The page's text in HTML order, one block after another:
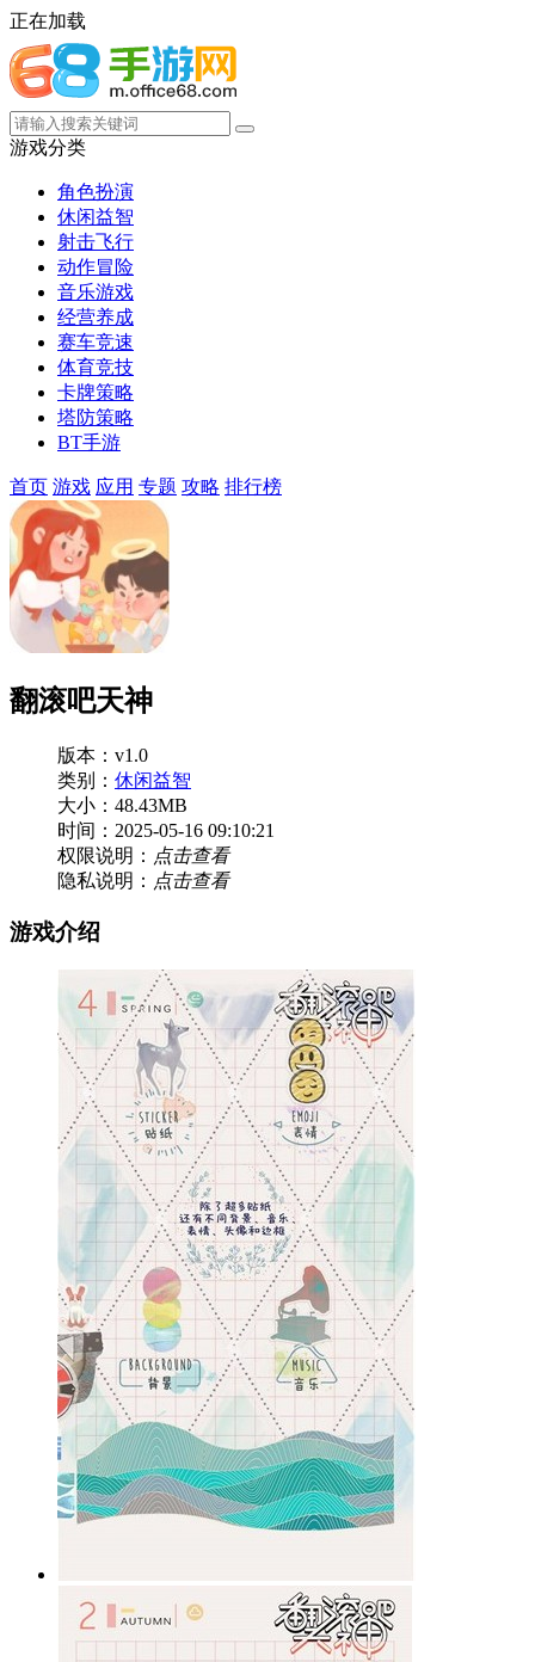
正在加载
游戏分类
角色扮演
休闲益智
射击飞行
动作冒险
音乐游戏
经营养成
赛车竞速
体育竞技
卡牌策略
塔防策略
BT手游
首页 游戏 应用 专题 攻略 排行榜
翻滚吧天神
版本：v1.0
类别： 休闲益智
大小：48.43MB
时间：2025-05-16 09:10:21
权限说明： 点击查看
隐私说明： 点击查看
游戏介绍